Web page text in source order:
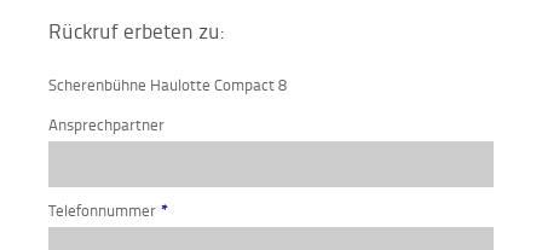
Rückruf erbeten zu:
Scherenbühne Haulotte Compact 8
Ansprechpartner
Telefonnummer *